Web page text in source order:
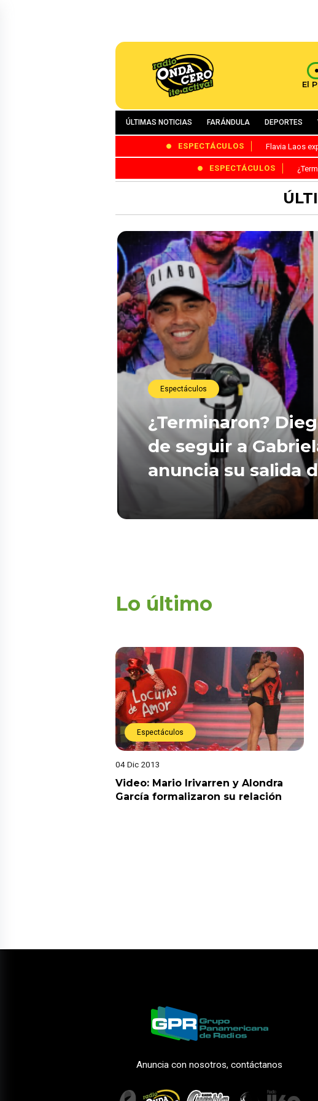
El
ÚLTIMAS NOTICIAS FARÁNDULA DEPORTES
ESPECTÁCULOS Flavia Laos
ESPECTÁCULOS
Espectáculos
¿Terminaron?
de seguir a
anuncia su salida
Lo último
Espectáculos
04 Dic 2013
Video: Mario Irivarren y Alondra
García formalizaron su relación
Anuncia con nosotros, contáctanos